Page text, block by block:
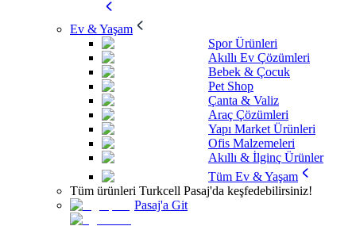
Ev & Yaşam
Spor Ürünleri
Akıllı Ev Çözümleri
Bebek & Çocuk
Pet Shop
Çanta & Valiz
Araç Çözümleri
Yapı Market Ürünleri
Ofis Malzemeleri
Akıllı & İlginç Ürünler
Tüm Ev & Yaşam
Tüm ürünleri Turkcell Pasaj'da keşfedebilirsiniz!
Pasaj'a Git